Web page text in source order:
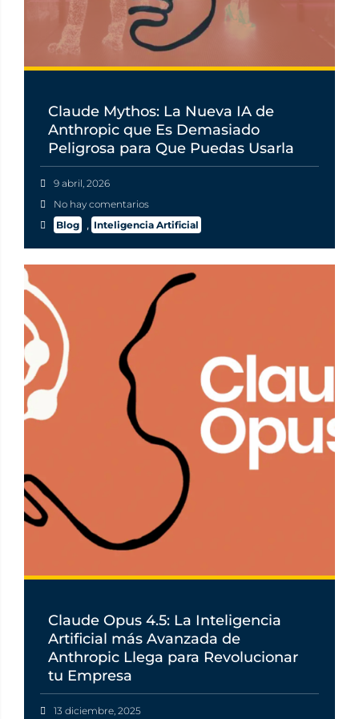
Claude Mythos: La Nueva IA de
Anthropic que Es Demasiado
Peligrosa para Que Puedas Usarla
9 abril, 2026
No hay comentarios
Blog
, Inteligencia Artificial
Claude Opus 4.5: La Inteligencia
Artificial más Avanzada de
Anthropic Llega para Revolucionar
tu Empresa
13 diciembre, 2025